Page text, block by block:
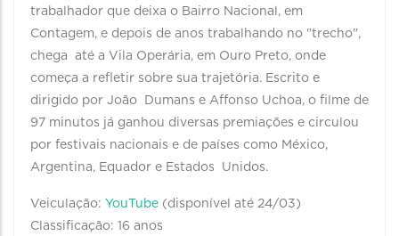
trabalhador que deixa o Bairro Nacional, em
Contagem, e depois de anos trabalhando no "trecho",
chega até a Vila Operária, em Ouro Preto, onde
começa a refletir sobre sua trajetória. Escrito e
dirigido por João Dumans e Affonso Uchoa, o filme de
97 minutos já ganhou diversas premiações e circulou
por festivais nacionais e de países como México,
Argentina, Equador e Estados Unidos.
Veiculação: YouTube (disponível até 24/03)
Classificação: 16 anos